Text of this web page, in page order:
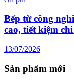
Bếp từ công
cao, tiết kiệm
13/07/2026
Sản phẩm mới